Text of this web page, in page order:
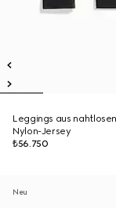
Leggings aus
Nylon-Jersey
₺56.750
Neu